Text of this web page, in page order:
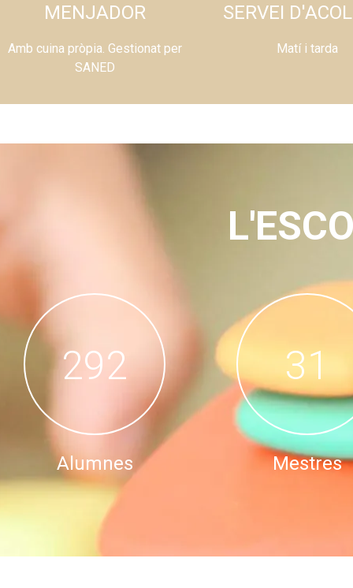
MENJADOR
Amb cuina pròpia. Gestionat per
SANED
SERVEI
Matí i tarda
331
Alumnes
35
Mestres